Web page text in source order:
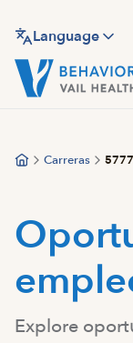
contenido
principal
Language
Carreras
Explore